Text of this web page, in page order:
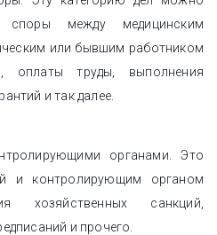
споры между медицинским
или бывшим работником
оплаты труды, выполнения
и так далее.
органами. Это
и контролирующим органом
хозяйственных санкций,
и прочего.